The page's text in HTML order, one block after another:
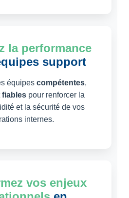
la performance
support
équipes compétentes,
fiables pour renforcer la
et la sécurité de vos
internes.
vos enjeux